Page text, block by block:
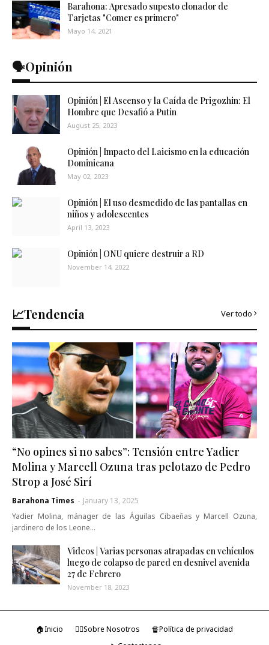
Barahona: Apresado supesto clonador de
Tarjetas "Comer es primero"
Mayo 14, 2021
🗣️Opinión
Opinión | El Ascenso y la Caída de Prigozhin: El
Hombre que Desafió a Putin
August 25, 2023
Opinión | Impacto del Laicismo en la educación
Dominicana
May 02, 2023
Opinión | El uso desmedido de las pantallas en
niños y adolescentes
April 13, 2023
Opinión | ONU quiere destruir a RD
November 14, 2022
📈Tendencia Ver todo
“No opines si no sabes”: Tensión entre Yadier
Molina y Marcell Ozuna tras pelotazo de Pedro
Strop a José Sirí
Barahona Times - January 13, 2025
Yadier Molina, mánager de las Águilas Cibaeñas y Marcell Ozuna,
jardinero de los Leone…
Videos | Varias personas atrapadas en vehículos
luego de colapso de pared en desnivel avenida
27 de Febrero
November 18, 2023
🏠Inicio 🤷‍♂️Sobre Nosotros
🔏Política de privacidad